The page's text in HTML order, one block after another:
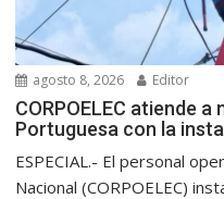
agosto 8, 2026 Editor
CORPOELEC atiende
Portuguesa con la
ESPECIAL.- El personal
Nacional (CORPOELEC)